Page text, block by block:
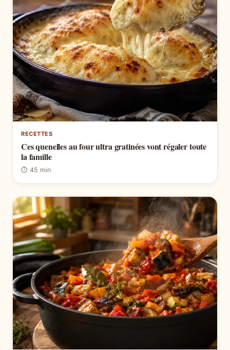
RECETTES
Ces quenelles au four ultra gratinées vont régaler toute
la famille
⏱ 45 min